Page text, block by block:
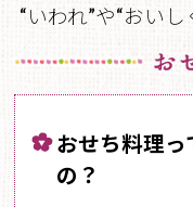
トーク
よくあるお
“いわれ”や“おい
おせち料理
の？